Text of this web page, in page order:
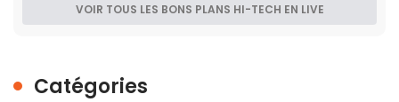
VOIR TOUS LES BONS PLANS HI-TECH EN LIVE
Catégories